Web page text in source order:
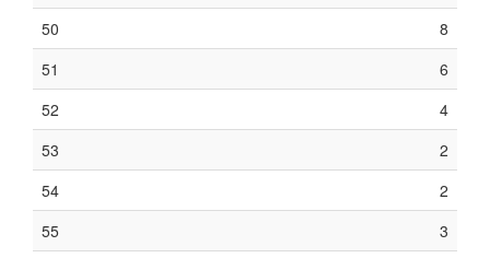
50
8
51
6
52
4
53
2
54
2
55
3